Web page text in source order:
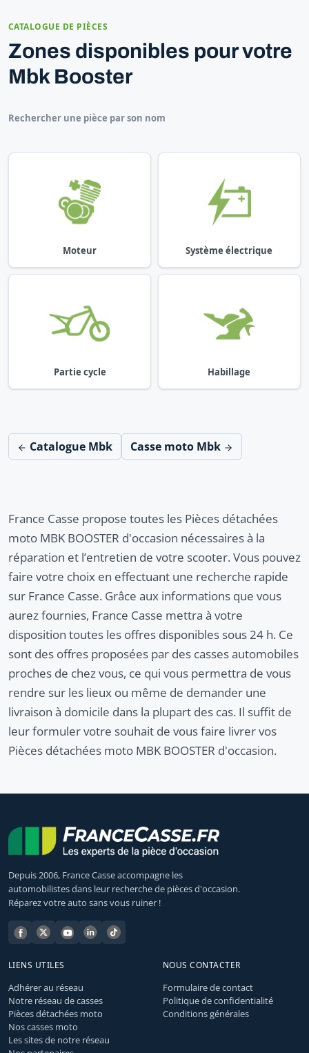
CATALOGUE DE PIÈCES
Zones disponibles pour votre
Mbk Booster
Rechercher une pièce par son nom
Moteur Système électrique
Partie cycle Habillage
Catalogue Mbk Casse moto Mbk
France Casse propose toutes les Pièces détachées
moto MBK BOOSTER d'occasion nécessaires à la
réparation et l’entretien de votre scooter. Vous pouvez
faire votre choix en effectuant une recherche rapide
sur France Casse. Grâce aux informations que vous
aurez fournies, France Casse mettra à votre
disposition toutes les offres disponibles sous 24 h. Ce
sont des offres proposées par des casses automobiles
proches de chez vous, ce qui vous permettra de vous
rendre sur les lieux ou même de demander une
livraison à domicile dans la plupart des cas. Il suffit de
leur formuler votre souhait de vous faire livrer vos
Pièces détachées moto MBK BOOSTER d'occasion.
Depuis 2006, France Casse accompagne les
automobilistes dans leur recherche de pièces d'occasion.
Réparez votre auto sans vous ruiner !
LIENS UTILES
Adhérer au réseau
Notre réseau de casses
Pièces détachées moto
Nos casses moto
Les sites de notre réseau
NOUS CONTACTER
Formulaire de contact
Politique de confidentialité
Conditions générales